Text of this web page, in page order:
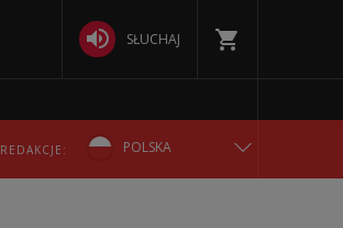
SŁUCHAJ
REDAKCJE: POLSKA